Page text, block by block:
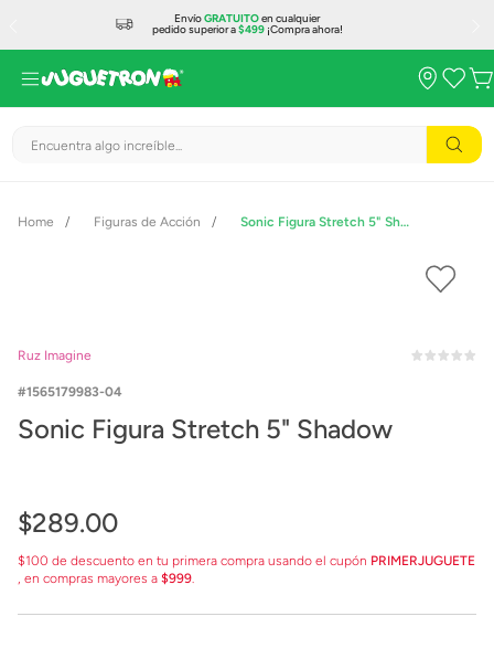
EnvíoGRATUITOen cualquier
pedido superior a$499¡Compra ahora!
Encuentra algo increíble...
Figuras de Acción Sonic Figura Stretch 5" Shadow
Ruz Imagine
1565179983-04
Sonic Figura Stretch 5" Shadow
$289.00
$100 de descuento en tu primera compra usando el cupón PRIMERJUGUETE
, en compras mayores a $999.